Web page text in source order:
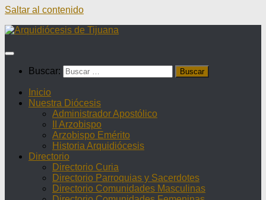
Saltar al contenido
Buscar:
Inicio
Nuestra Diócesis
Administrador Apostólico
II Arzobispo
Arzobispo Emérito
Historia Arquidiócesis
Directorio
Directorio Curia
Directorio Parroquias y Sacerdotes
Directorio Comunidades Masculinas